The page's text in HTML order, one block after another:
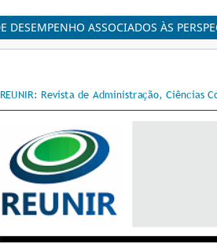
DESEMPENHO ASSOCIADOS ÀS